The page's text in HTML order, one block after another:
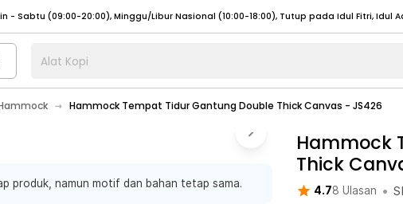
Senin - Jumat (07:00 - 20:00), Sabtu - Minggu (08:00 - 20:00), Tutup pada Idul Fitri
Jumat (08:00 - 20:00), Sabtu - Minggu/ Libur Nasional (08:00 - 17:00) Selengkapnya
- Jumat (08:00 - 20:00), Sabtu - Minggu/ Libur Nasional (08:00 - 17:00) Selengkapnya
- Sabtu (09:00-20:00), Minggu/Libur Nasional (12:00-20:00), Tutup pada Idul Fitri
- Sabtu (09:00-20:00), Minggu/Libur Nasional (12:00-20:00), Tutup pada Idul Fitri
Alat Kopi
Hammock Tempat Tidur Gantung Double Thick Canvas - JS426
produk, namun motif dan bahan tetap sama.
Hammock
Thick
4.78 Ulasan •